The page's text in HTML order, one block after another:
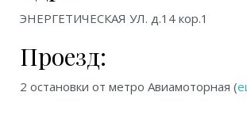
ЭНЕРГЕТИЧЕСКАЯ УЛ. д.14 кор.1
Проезд:
2 остановки от метро Авиамоторная (